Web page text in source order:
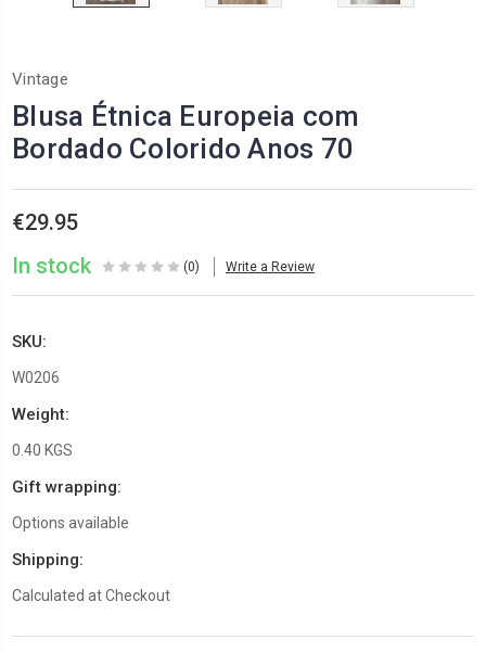
Vintage
Blusa Étnica Europeia com
Bordado Colorido Anos 70
€29.95
In stock
(0) Write a Review
SKU:
W0206
Weight:
0.40 KGS
Gift wrapping:
Options available
Shipping:
Calculated at Checkout